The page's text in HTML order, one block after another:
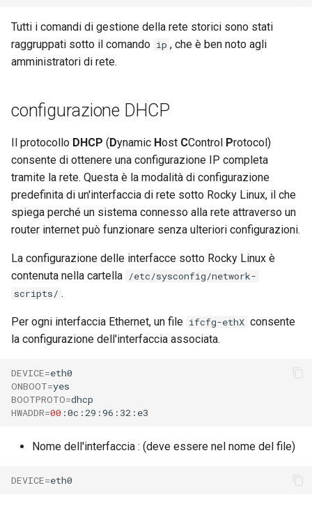
Tutti i comandi di gestione della rete storici sono stati
raggruppati sotto il comando ip , che è ben noto agli
amministratori di rete.
configurazione DHCP
Il protocollo DHCP ( Dynamic Host CControl Protocol)
consente di ottenere una configurazione IP completa
tramite la rete. Questa è la modalità di configurazione
predefinita di un'interfaccia di rete sotto Rocky Linux, il che
spiega perché un sistema connesso alla rete attraverso un
router internet può funzionare senza ulteriori configurazioni.
La configurazione delle interfacce sotto Rocky Linux è
contenuta nella cartella /etc/sysconfig/network-
scripts/ .
Per ogni interfaccia Ethernet, un file ifcfg-ethX consente
la configurazione dell'interfaccia associata.
DEVICE=
ONBOOT=
BOOTPROTO=
HWADDR=00
Nome dell'interfaccia : (deve essere nel nome del file)
DEVICE=